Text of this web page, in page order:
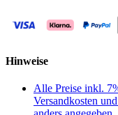
Hinweise
Alle Preise inkl.
Versandkosten